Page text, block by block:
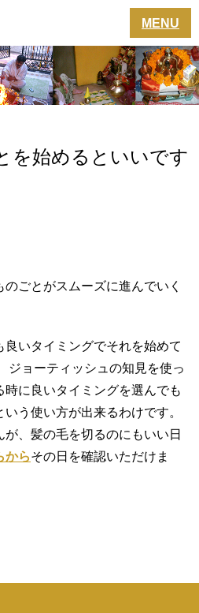
MENU
を始めるといいです
ごとがスムーズに進んでいく
いタイミングでそれを始めて
ジョーティッシュの知見を使っ
に良いタイミングを選んでも
いう使い方が出来るわけです。
、髪の毛を切るのにもいい日
からその日を確認いただけま